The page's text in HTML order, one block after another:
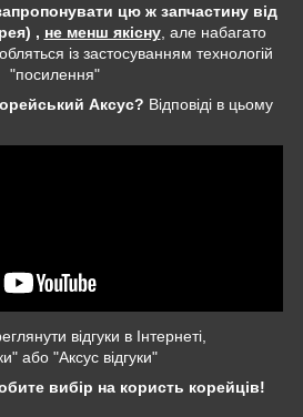
цю ж запчастину від
, не менш якісну, але набагато
із застосуванням технологій
"посилення"
Аксус? Відповіді в цьому
відгуки в Інтернеті,
або "Аксус відгуки"
вибір на користь корейців!